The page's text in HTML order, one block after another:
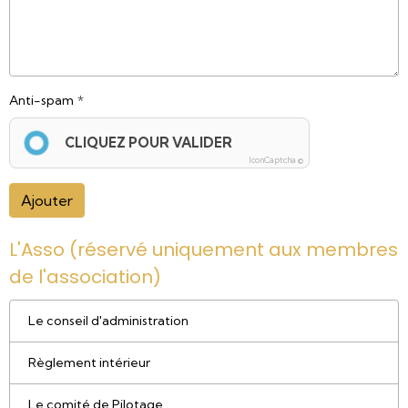
Anti-spam
CLIQUEZ POUR VALIDER
IconCaptcha ©
Ajouter
L'Asso (réservé uniquement aux membres
de l'association)
Le conseil d'administration
Règlement intérieur
Le comité de Pilotage